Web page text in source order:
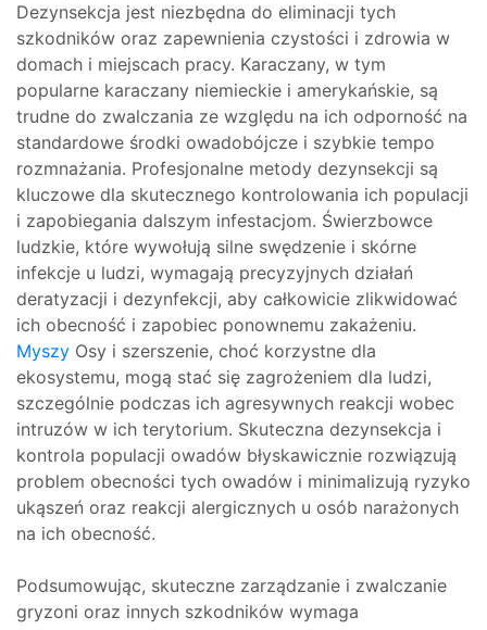
Dezynsekcja jest niezbędna do eliminacji tych
szkodników oraz zapewnienia czystości i zdrowia w
domach i miejscach pracy. Karaczany, w tym
popularne karaczany niemieckie i amerykańskie, są
trudne do zwalczania ze względu na ich odporność na
standardowe środki owadobójcze i szybkie tempo
rozmnażania. Profesjonalne metody dezynsekcji są
kluczowe dla skutecznego kontrolowania ich populacji
i zapobiegania dalszym infestacjom. Świerzbowce
ludzkie, które wywołują silne swędzenie i skórne
infekcje u ludzi, wymagają precyzyjnych działań
deratyzacji i dezynfekcji, aby całkowicie zlikwidować
ich obecność i zapobiec ponownemu zakażeniu.
Myszy Osy i szerszenie, choć korzystne dla
ekosystemu, mogą stać się zagrożeniem dla ludzi,
szczególnie podczas ich agresywnych reakcji wobec
intruzów w ich terytorium. Skuteczna dezynsekcja i
kontrola populacji owadów błyskawicznie rozwiązują
problem obecności tych owadów i minimalizują ryzyko
ukąszeń oraz reakcji alergicznych u osób narażonych
na ich obecność.
Podsumowując, skuteczne zarządzanie i zwalczanie
gryzoni oraz innych szkodników wymaga